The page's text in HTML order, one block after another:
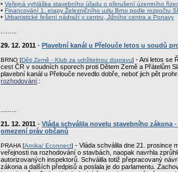
• Veřejná vyhláška stavebního úřadu o přerušení územního
• Financování 1. etapy Železničního uzlu Brno podle rozpočtu
• Urbanistické řešení nádraží v centru, Jižního centra a Ponavy
29. 12. 2011 - Plavební kanál u Přelouče letos u soudů
BRNO [Děti Země - Klub za udržitelnou dopravu] - Ani letos se
cest ČR v soudních sporech proti Dětem Země a Přátelům
plavební kanál u Přelouče nevedlo dobře, neboť jich pět
rozhodování::
21. 12. 2011 - Vláda schválila novelu stavebního zákona
omezení práv občanů
PRAHA [Arnika/ Econnect] - Vláda schválila dne 21. prosince
veřejnosti na rozhodování o stavbách, naopak navrhla
autorizovaných inspektorů. Schválila totiž přepracovaný
zákona a dalších předpisů a poslala je do parlamentu.